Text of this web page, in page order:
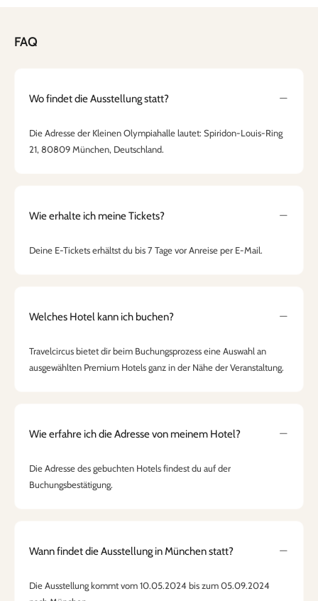
FAQ
Wo findet die Ausstellung statt?
Die Adresse der Kleinen Olympiahalle lautet: Spiridon-Louis-Ring
21, 80809 München, Deutschland.
Wie erhalte ich meine Tickets?
Deine E-Tickets erhältst du bis 7 Tage vor Anreise per E-Mail.
Welches Hotel kann ich buchen?
Travelcircus bietet dir beim Buchungsprozess eine Auswahl an
ausgewählten Premium Hotels ganz in der Nähe der Veranstaltung.
Wie erfahre ich die Adresse von meinem Hotel?
Die Adresse des gebuchten Hotels findest du auf der
Buchungsbestätigung.
Wann findet die Ausstellung in München statt?
Die Ausstellung kommt vom 10.05.2024 bis zum 05.09.2024